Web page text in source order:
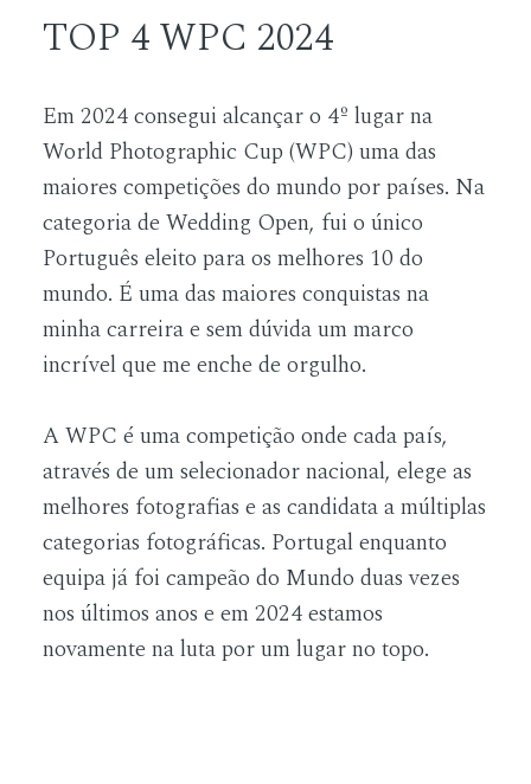
TOP 4 WPC 2024
Em 2024 consegui alcançar o 4º lugar na
World Photographic Cup (WPC) uma das
maiores competições do mundo por países. Na
categoria de Wedding Open, fui o único
Português eleito para os melhores 10 do
mundo. É uma das maiores conquistas na
minha carreira e sem dúvida um marco
incrível que me enche de orgulho.
A WPC é uma competição onde cada país,
através de um selecionador nacional, elege as
melhores fotografias e as candidata a múltiplas
categorias fotográficas. Portugal enquanto
equipa já foi campeão do Mundo duas vezes
nos últimos anos e em 2024 estamos
novamente na luta por um lugar no topo.